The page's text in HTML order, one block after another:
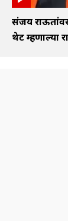
संजय
थेट म्हणाल्या